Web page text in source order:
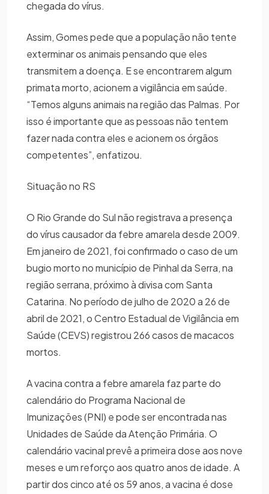
chegada do vírus.
Assim, Gomes pede que a população não tente
exterminar os animais pensando que eles
transmitem a doença. E se encontrarem algum
primata morto, acionem a vigilância em saúde.
“Temos alguns animais na região das Palmas. Por
isso é importante que as pessoas não tentem
fazer nada contra eles e acionem os órgãos
competentes”, enfatizou.
Situação no RS
O Rio Grande do Sul não registrava a presença
do vírus causador da febre amarela desde 2009.
Em janeiro de 2021, foi confirmado o caso de um
bugio morto no município de Pinhal da Serra, na
região serrana, próximo à divisa com Santa
Catarina. No período de julho de 2020 a 26 de
abril de 2021, o Centro Estadual de Vigilância em
Saúde (CEVS) registrou 266 casos de macacos
mortos.
A vacina contra a febre amarela faz parte do
calendário do Programa Nacional de
Imunizações (PNI) e pode ser encontrada nas
Unidades de Saúde da Atenção Primária. O
calendário vacinal prevê a primeira dose aos nove
meses e um reforço aos quatro anos de idade. A
partir dos cinco até os 59 anos, a vacina é dose